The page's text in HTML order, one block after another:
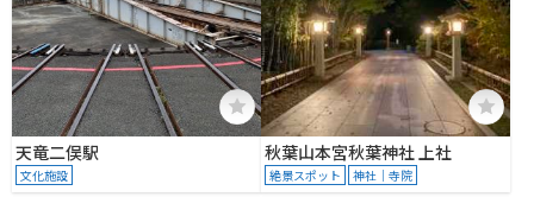
天竜二俣駅
文化施設
秋葉山本宮秋葉神社 上社
絶景スポット 神社｜寺院